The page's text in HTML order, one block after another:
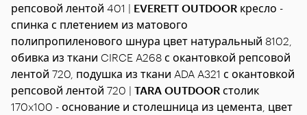
репсовой лентой 401 | EVERETT OUTDOOR кресло -
спинка с плетением из матового
полипропиленового шнура цвет натуральный 8102,
обивка из ткани CIRCE A268 с окантовкой репсовой
лентой 720, подушка из ткани ADA A321 с окантовкой
репсовой лентой 720 | TARA OUTDOOR столик
170x100 - основание и столешница из цемента, цвет